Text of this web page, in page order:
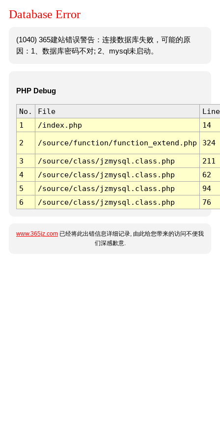
Database Error
(1040) 365建站错误警告：连接数据库失败，可能的原
因：1、数据库密码不对; 2、mysql未启动。
PHP Debug
No. File
Line
1
/index.php 14
2 /source/function/function_extend.php 324
3 /source/class/jzmysql.class.php
211
4
/source/class/jzmysql.class.php
62
5
/source/class/jzmysql.class.php
94
6
/source/class/jzmysql.class.php 76
www.365jz.com 已经将此出错信息详细记录, 由此给您带来的访问不便我
们深感歉意.